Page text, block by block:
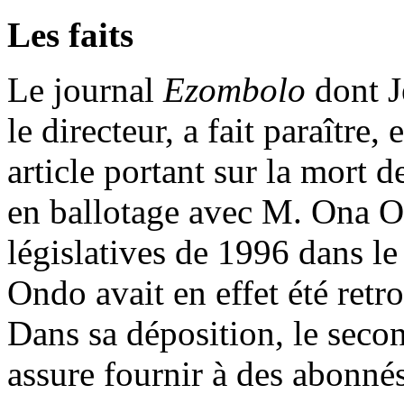
Les faits
Le journal Ezombolo dont
le directeur, a fait paraître,
article portant sur la mort
en ballotage avec M. Ona
législatives de 1996 dans
Ondo avait en effet été
Dans sa déposition, le
assure fournir à des